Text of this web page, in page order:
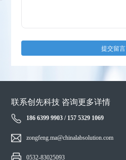
提交留言
联系创先科技 咨询更多详情
186 6399 9903 / 157 5329 1069
zongfeng.ma@chinalabsolution.com
0532-83025093